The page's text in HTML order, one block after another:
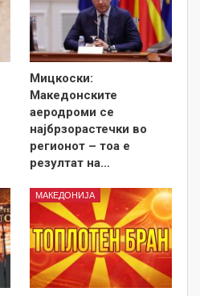
Мицкоски:
Македонските
аеродроми се
најбрзорастечки во
регионот – тоа е
резултат на…
МАКЕДОНИЈА